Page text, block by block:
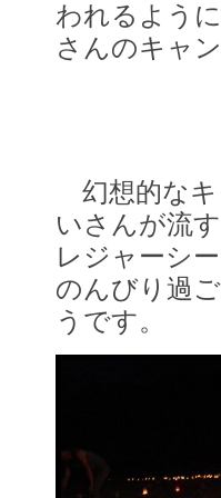
われるよう
さんのキャ
幻想的なキ
いさんが流
レジャーシ
のんびり過
うです。